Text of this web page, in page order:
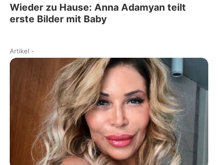
Wieder zu Hause: Anna Adamyan teilt
erste Bilder mit Baby
Artikel -